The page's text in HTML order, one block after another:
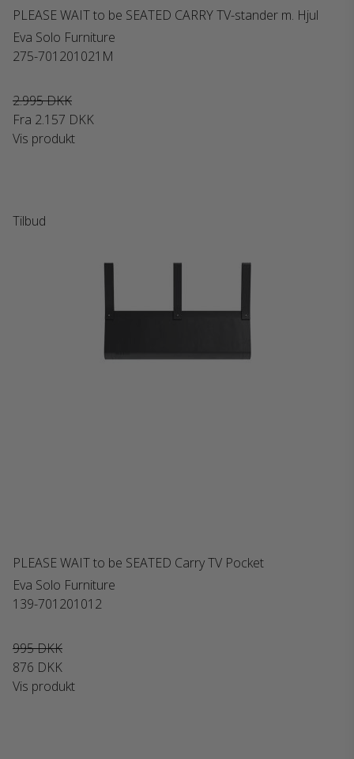
PLEASE WAIT to be SEATED CARRY TV-stander m. Hjul
Eva Solo Furniture
275-701201021M
2.995 DKK
Fra 2.157 DKK
Vis produkt
Tilbud
PLEASE WAIT to be SEATED Carry TV Pocket
Eva Solo Furniture
139-701201012
995 DKK
876 DKK
Vis produkt